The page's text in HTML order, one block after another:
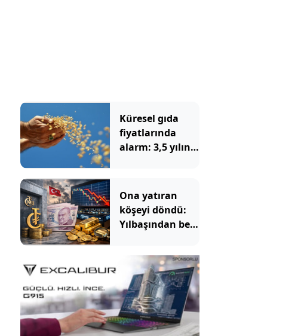
Küresel gıda
fiyatlarında
alarm: 3,5 yılın
Ona yatıran
köşeyi döndü:
Yılbaşından beri
kazandıran oldu